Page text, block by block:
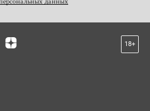
18+